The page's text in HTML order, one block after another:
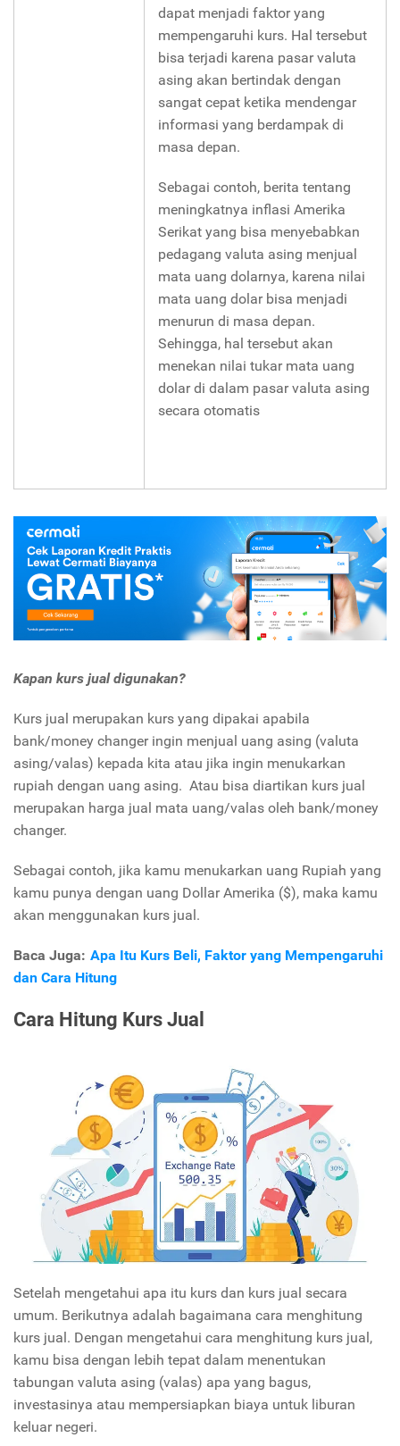
dapat menjadi faktor yang
mempengaruhi kurs. Hal tersebut
bisa terjadi karena pasar valuta
asing akan bertindak dengan
sangat cepat ketika mendengar
informasi yang berdampak di
masa depan.
Sebagai contoh, berita tentang
meningkatnya inflasi Amerika
Serikat yang bisa menyebabkan
pedagang valuta asing menjual
mata uang dolarnya, karena nilai
mata uang dolar bisa menjadi
menurun di masa depan.
Sehingga, hal tersebut akan
menekan nilai tukar mata uang
dolar di dalam pasar valuta asing
secara otomatis
Kapan kurs jual digunakan?
Kurs jual merupakan kurs yang dipakai apabila
bank/money changer ingin menjual uang asing (valuta
asing/valas) kepada kita atau jika ingin menukarkan
rupiah dengan uang asing. Atau bisa diartikan kurs jual
merupakan harga jual mata uang/valas oleh bank/money
changer.
Sebagai contoh, jika kamu menukarkan uang Rupiah yang
kamu punya dengan uang Dollar Amerika ($), maka kamu
akan menggunakan kurs jual.
Baca Juga: Apa Itu Kurs Beli, Faktor yang Mempengaruhi
dan Cara Hitung
Cara Hitung Kurs Jual
Setelah mengetahui apa itu kurs dan kurs jual secara
umum. Berikutnya adalah bagaimana cara menghitung
kurs jual. Dengan mengetahui cara menghitung kurs jual,
kamu bisa dengan lebih tepat dalam menentukan
tabungan valuta asing (valas) apa yang bagus,
investasinya atau mempersiapkan biaya untuk liburan
keluar negeri.